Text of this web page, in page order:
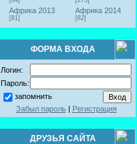
Африка 2013
[81]
Африка 2014
[82]
ФОРМА ВХОДА
Логин:
Пароль:
запомнить
Забыл пароль| Регистрация
ДРУЗЬЯ САЙТА